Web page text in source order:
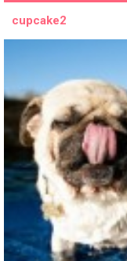
cupcake2